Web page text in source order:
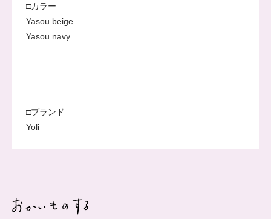
□カラー
Yasou beige
Yasou navy
□ブランド
Yoli